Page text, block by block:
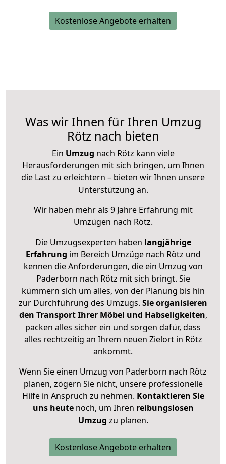
Kostenlose Angebote erhalten
Was wir Ihnen für Ihren Umzug
Rötz nach bieten
Ein Umzug nach Rötz kann viele
Herausforderungen mit sich bringen, um Ihnen
die Last zu erleichtern – bieten wir Ihnen unsere
Unterstützung an.
Wir haben mehr als 9 Jahre Erfahrung mit
Umzügen nach Rötz.
Die Umzugsexperten haben langjährige
Erfahrung im Bereich Umzüge nach Rötz und
kennen die Anforderungen, die ein Umzug von
Paderborn nach Rötz mit sich bringt. Sie
kümmern sich um alles, von der Planung bis hin
zur Durchführung des Umzugs. Sie organisieren
den Transport Ihrer Möbel und Habseligkeiten,
packen alles sicher ein und sorgen dafür, dass
alles rechtzeitig an Ihrem neuen Zielort in Rötz
ankommt.
Wenn Sie einen Umzug von Paderborn nach Rötz
planen, zögern Sie nicht, unsere professionelle
Hilfe in Anspruch zu nehmen. Kontaktieren Sie
uns heutenoch, um Ihren reibungslosen
Umzug zu planen.
Kostenlose Angebote erhalten